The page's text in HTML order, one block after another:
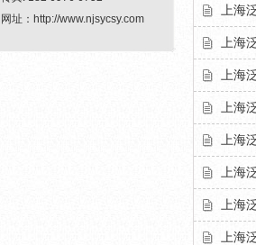
网址：http://www.njsycsy.com
上海
上海
上海
上海
上海
上海
上海
上海